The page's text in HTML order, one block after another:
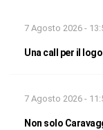
7 Agosto 2026 -
Una call per il
7 Agosto 2026 -
Non solo